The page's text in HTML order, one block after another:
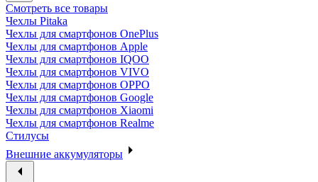
Смотреть все товары
Чехлы Pitaka
Чехлы для смартфонов OnePlus
Чехлы для смартфонов Apple
Чехлы для смартфонов IQOO
Чехлы для смартфонов VIVO
Чехлы для смартфонов OPPO
Чехлы для смартфонов Google
Чехлы для смартфонов Xiaomi
Чехлы для смартфонов Realme
Стилусы
Внешние аккумуляторы